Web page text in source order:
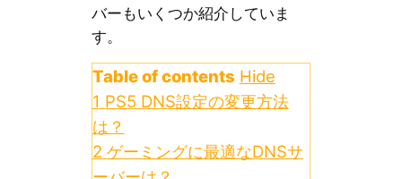
バーもいくつか紹介していま
す。
Table of contents Hide
1 PS5 DNS設定の変更方法
は？
2 ゲーミングに最適なDNSサ